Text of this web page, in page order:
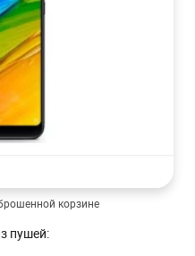
корзине
пушей: